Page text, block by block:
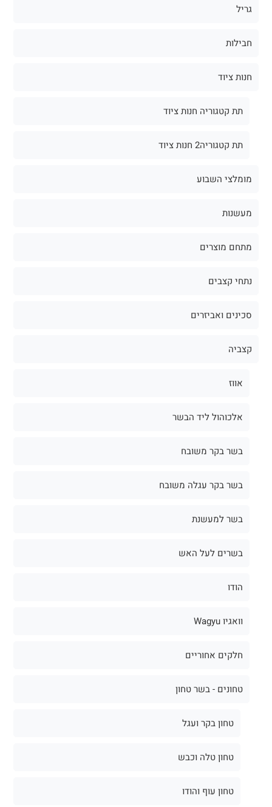
גריל
חבילות
חנות ציוד
תת קטגוריה חנות ציוד
תת קטגוריה2 חנות ציוד
מומלצי השבוע
מעשנות
מתחם מוצרים
נתחי קצבים
סכינים ואביזרים
קצביה
אווז
אלכוהול ליד הבשר
בשר בקר משובח
בשר בקר עגלה משובח
בשר למעשנת
בשרים לעל האש
הודו
וואגיו Wagyu
חלקים אחוריים
טחונים - בשר טחון
טחון בקר ועגל
טחון טלה וכבש
טחון עוף והודו